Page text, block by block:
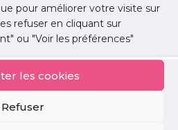
pour améliorer votre visite sur
refuser en cliquant sur
ou "Voir les préférences"
les cookies
Refuser